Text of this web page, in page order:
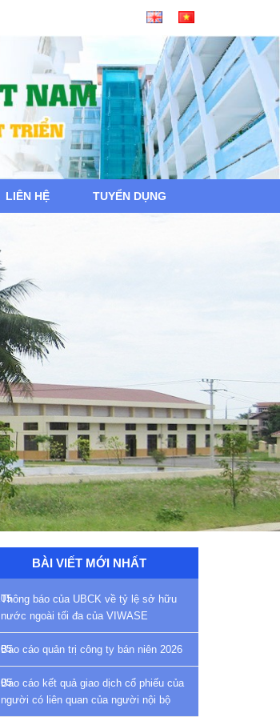
LIÊN HỆ TUYỂN DỤNG
BÀI VIẾT MỚI NHẤT
Thông báo của UBCK về tỷ lệ sở hữu
nước ngoài tối đa của VIWASE
Báo cáo quản trị công ty bán niên 2026
Báo cáo kết quả giao dịch cổ phiếu của
người có liên quan của người nội bộ